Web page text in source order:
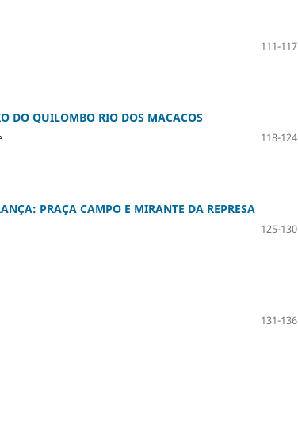
111-117
DO QUILOMBO RIO DOS MACACOS
118-124
PRAÇA CAMPO E MIRANTE DA REPRESA
125-130
131-136